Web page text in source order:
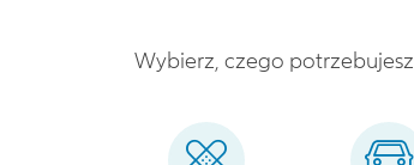
Wybierz, czego potrzebujesz